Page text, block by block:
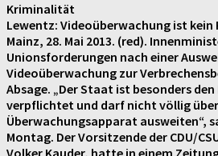
Kriminalität
Lewentz: Videoüberwachung ist
Mainz, 28. Mai 2013. (red).
Unionsforderungen nach einer
Videoüberwachung zur
Absage. „Der Staat ist besonders
verpflichtet und darf nicht völlig
Überwachungsapparat ausweiten“,
Montag. Der Vorsitzende der CDU/